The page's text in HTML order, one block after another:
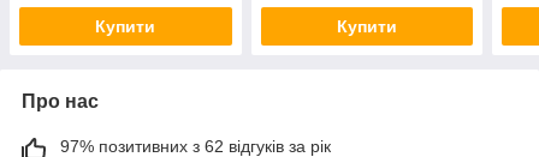
Купити Купити
Про нас
97% позитивних з 62 відгуків за рік